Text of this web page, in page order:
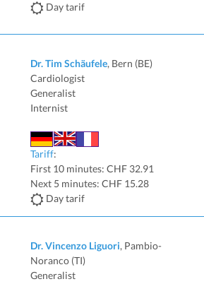
Day tarif
Dr. Tim Schäufele, Bern (BE)
Cardiologist
Generalist
Internist
Tariff:
First 10 minutes: CHF 32.91
Next 5 minutes: CHF 15.28
Day tarif
Dr. Vincenzo Liguori, Pambio-
Noranco (TI)
Generalist